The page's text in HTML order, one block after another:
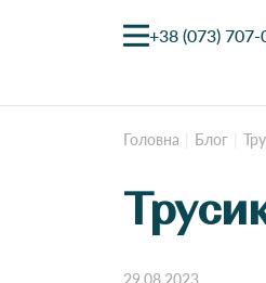
+38 (073)
Головна Блог
29.08.2023